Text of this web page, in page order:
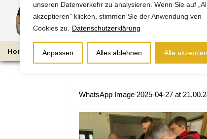
unseren Datenverkehr zu analysieren. Wenn Sie auf
akzeptieren" klicken, stimmen Sie der Anwendung von
Cookies zu.
Datenschutzerklärung
Anpassen Alles ablehnen Alle
Home Die Nussbaums Bauabschnitte
WhatsApp Image 2025-04-27 at